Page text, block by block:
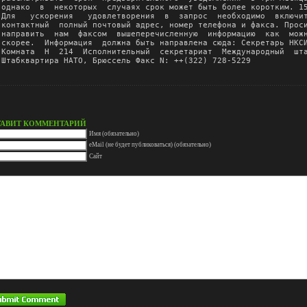
однако  в  некоторых  случаях срок может быть более коротким.
Для   ускорения   удовлетворения  в  запрос  необходимо
контактный  полный почтовый адрес, номер телефона и факса.
направить  нам  факсом  вышеперечисленную  информацию  как
скорее.  Информация  должна быть направлена сюда: Секретарь
Комната  Н  214  Исполнительный  секретариат  Международный
Штабквартира НАТО, Брюссель Факс N: ++(322) 728-5229
КОММЕНТАРИЙ
Имя (обязательно)
eMail (не будет публиковаться) (обязательно)
Сайт